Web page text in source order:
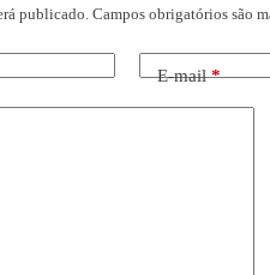
publicado. Campos obrigatórios são
E-mail*